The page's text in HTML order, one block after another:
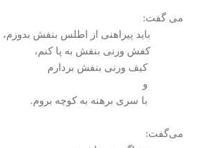
می گفت:
باید پيراهنی از اطلس بنفش بدوزم،
كفش ورنی بنفش به پا کنم،
كيف ورنی بنفش بردارم
و
با سری برهنه به كوچه بروم.
می‌گفت: